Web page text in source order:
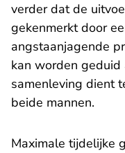
verder dat de
gekenmerkt door
angstaanjagende
kan worden
samenleving dient
beide mannen.
Maximale tijdelijke